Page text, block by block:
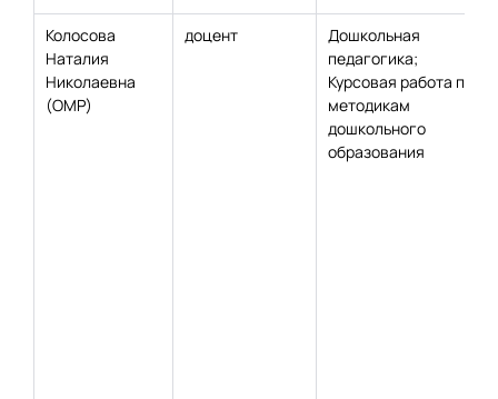
Колосова
Наталия
Николаевна
(ОМР)
доцент
Дошкольная
педагогика;
Курсовая работа по
методикам
дошкольного
образования